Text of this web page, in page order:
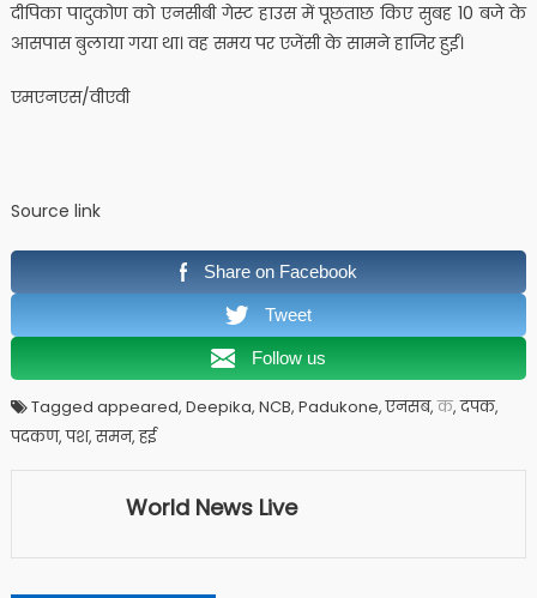
दीपिका पादुकोण को एनसीबी गेस्ट हाउस में पूछताछ किए सुबह 10 बजे के
आसपास बुलाया गया था। वह समय पर एजेंसी के सामने हाजिर हुईं।
एमएनएस/वीएवी
Source link
Share on Facebook
Tweet
Follow us
Tagged appeared, Deepika, NCB, Padukone, एनसब,क, दपक,
पदकण, पश, समन, हई
World News Live